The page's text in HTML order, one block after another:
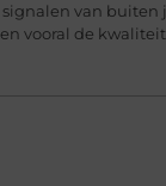
van buiten
vooral de kwaliteit